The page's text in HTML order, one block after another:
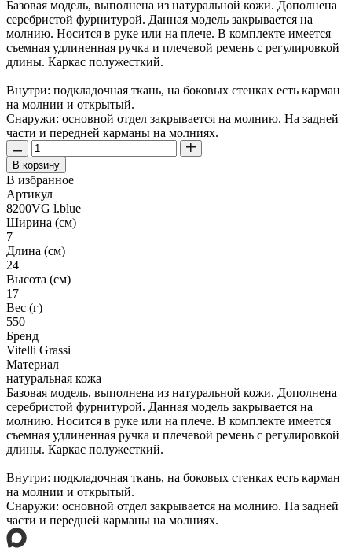
Базовая модель, выполнена из натуральной кожи. Дополнена
серебристой фурнитурой. Данная модель закрывается на
молнию. Носится в руке или на плече. В комплекте имеется
съемная удлиненная ручка и плечевой ремень с регулировкой
длины. Каркас полужесткий.
Внутри: подкладочная ткань, на боковых стенках есть карман
на молнии и открытый.
Снаружи: основной отдел закрывается на молнию. На задней
части и передней карманы на молниях.
В корзину
В избранное
Артикул
8200VG l.blue
Ширина (см)
7
Длина (см)
24
Высота (см)
17
Вес (г)
550
Бренд
Vitelli Grassi
Материал
натуральная кожа
Базовая модель, выполнена из натуральной кожи. Дополнена
серебристой фурнитурой. Данная модель закрывается на
молнию. Носится в руке или на плече. В комплекте имеется
съемная удлиненная ручка и плечевой ремень с регулировкой
длины. Каркас полужесткий.
Внутри: подкладочная ткань, на боковых стенках есть карман
на молнии и открытый.
Снаружи: основной отдел закрывается на молнию. На задней
части и передней карманы на молниях.